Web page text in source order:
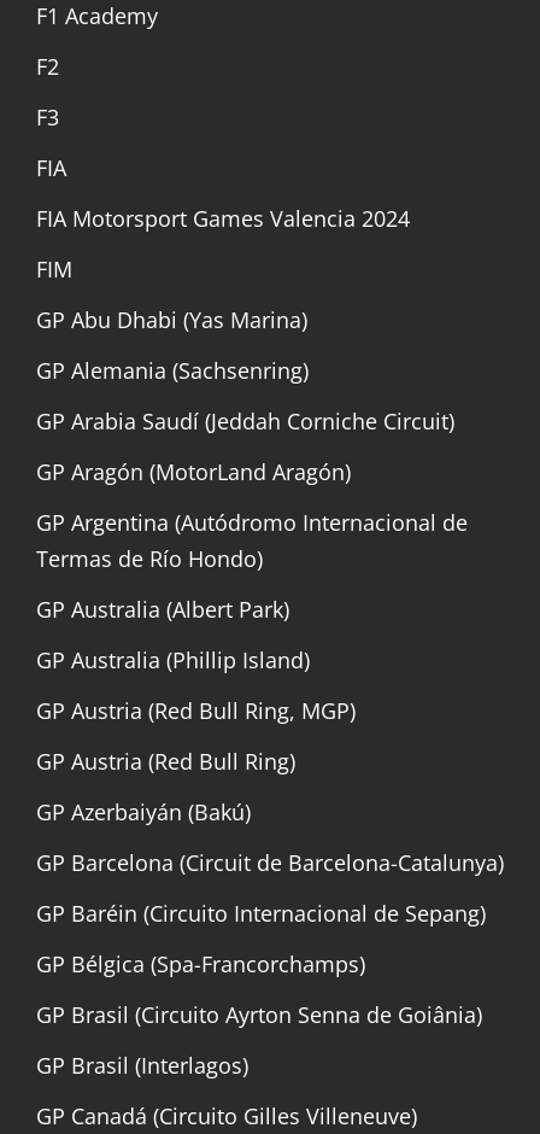
F1 Academy
F2
F3
FIA
FIA Motorsport Games Valencia 2024
FIM
GP Abu Dhabi (Yas Marina)
GP Alemania (Sachsenring)
GP Arabia Saudí (Jeddah Corniche Circuit)
GP Aragón (MotorLand Aragón)
GP Argentina (Autódromo Internacional de
Termas de Río Hondo)
GP Australia (Albert Park)
GP Australia (Phillip Island)
GP Austria (Red Bull Ring, MGP)
GP Austria (Red Bull Ring)
GP Azerbaiyán (Bakú)
GP Barcelona (Circuit de Barcelona-Catalunya)
GP Baréin (Circuito Internacional de Sepang)
GP Bélgica (Spa-Francorchamps)
GP Brasil (Circuito Ayrton Senna de Goiânia)
GP Brasil (Interlagos)
GP Canadá (Circuito Gilles Villeneuve)